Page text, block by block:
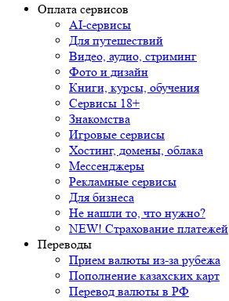
Оплата сервисов
AI-сервисы
Для путешествий
Видео, аудио, стриминг
Фото и дизайн
Книги, курсы, обучения
Сервисы 18+
Знакомства
Игровые сервисы
Хостинг, домены, облака
Мессенджеры
Рекламные сервисы
Для бизнеса
Не нашли то, что нужно?
NEW! Страхование платежей
Переводы
Прием валюты из-за рубежа
Пополнение казахских карт
Перевод валюты в РФ